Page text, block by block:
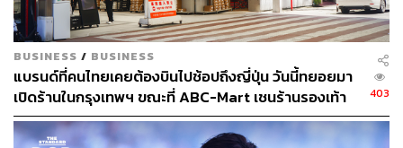
BUSINESS / BUSINESS
แบรนด์ที่คนไทยเคยต้องบินไปช้อปถึงญี่ปุ่น วันนี้ทยอยมา
เปิดร้านในกรุงเทพฯ ขณะที่ ABC-Mart เชนร้านรองเท้า
รายใหญ่ก็เริ่มมองตลาดนี้แล้ว
403